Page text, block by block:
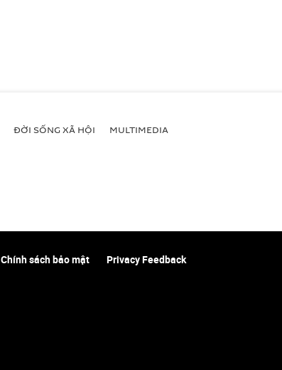
ĐỜI SỐNG XÃ HỘI MULTIMEDIA
Chính sách bảo mật Privacy Feedback